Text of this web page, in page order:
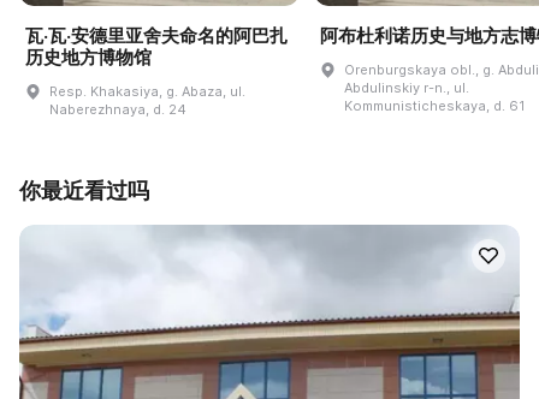
瓦·瓦·安德里亚舍夫命名的阿巴扎
历史地方博物馆
Resp. Khakasiya, g. Abaza, ul.
Naberezhnaya, d. 24
阿布杜利诺历史与地方志
Orenburgskaya obl., g.
Abdulinskiy r-n., ul.
Kommunisticheskaya, d. 61
你最近看过吗